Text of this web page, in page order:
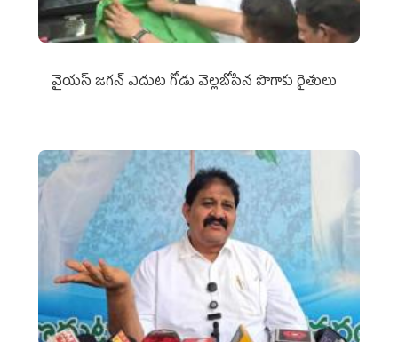
వైయ‌స్‌ జగన్ ఎదుట గోడు వెల్లబోసిన పొగాకు రైతులు